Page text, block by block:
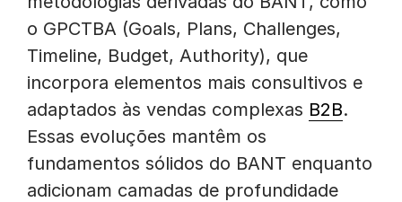
o GPCTBA (Goals, Plans, Challenges,
Timeline, Budget, Authority), que
incorpora elementos mais consultivos e
adaptados às vendas complexas B2B.
Essas evoluções mantêm os
fundamentos sólidos do BANT enquanto
adicionam camadas de profundidade